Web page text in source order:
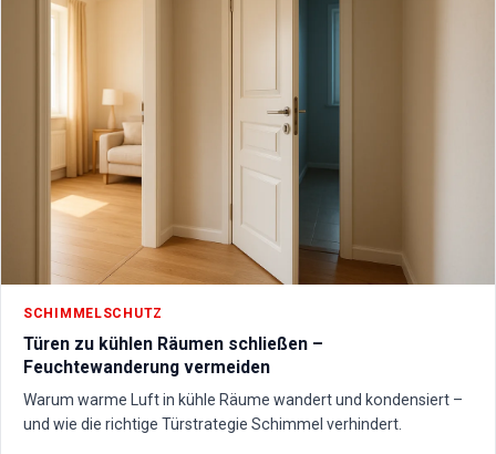
SCHIMMELSCHUTZ
Türen zu kühlen Räumen schließen –
Feuchtewanderung vermeiden
Warum warme Luft in kühle Räume wandert und kondensiert –
und wie die richtige Türstrategie Schimmel verhindert.